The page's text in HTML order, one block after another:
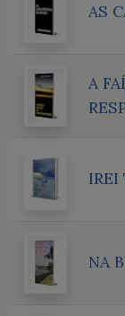
AS
A
IREI
NA